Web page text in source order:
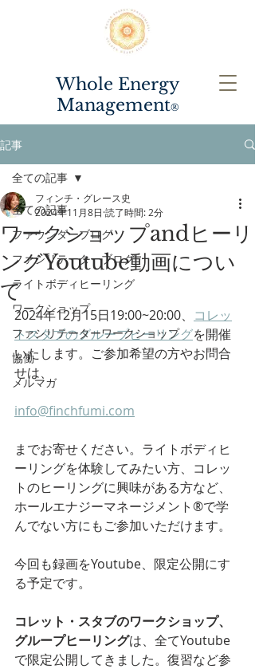
Whole Energy
Management®️
記事
全ての記事
ファウンダーブログ
ファシリテーターブログ
ライトボディヒーリング
ワークショップ
ファシリテーターワークショップ
協働
メルマガ
全ての記事
ワークショップandヒーリ
ングYoutube動画につい
て
フィンチ・グレース史
2024年11月8日 読了時間: 2分
2024年12月15日19:00~20:00、 コレッ
トスタブのグループヒーリングを開催
いたします。ご参加希望の方やお問合
せは、
info@finchfumi.com
までお寄せください。ライトボディヒ
ーリングを体験してみたい方、コレッ
トのヒーリングに興味がある方など、
ホールエナジーマネージメント®️で学
んでない方にもご参加いただけます。
今回も録画をYoutube、限定公開にす
る予定です。
コレット・スタブのワークショップ、
グループヒーリングは、全てYoutube
で限定公開してきました。復習など参